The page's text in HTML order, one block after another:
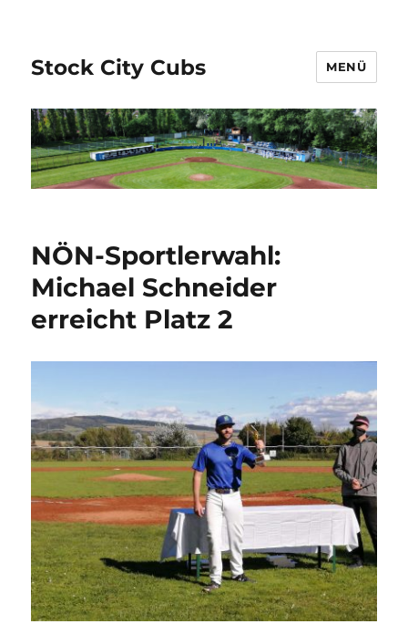
Stock City Cubs MENÜ
NÖN-Sportlerwahl:
Michael Schneider
erreicht Platz 2